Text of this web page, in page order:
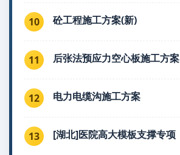
10 砼工程施工方案(新)
11 后张法预应力空心板施工方案
12 电力电缆沟施工方案
13 [湖北]医院高大模板支撑专项